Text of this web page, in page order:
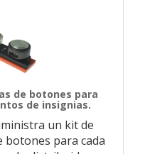
de botones para
de insignias.
un kit de
botones para cada